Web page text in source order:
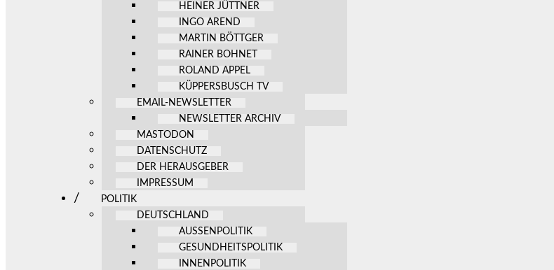
HEINER JÜTTNER
INGO AREND
MARTIN BÖTTGER
RAINER BOHNET
ROLAND APPEL
KÜPPERSBUSCH TV
EMAIL-NEWSLETTER
NEWSLETTER ARCHIV
MASTODON
DATENSCHUTZ
DER HERAUSGEBER
IMPRESSUM
POLITIK
DEUTSCHLAND
AUSSENPOLITIK
GESUNDHEITSPOLITIK
INNENPOLITIK